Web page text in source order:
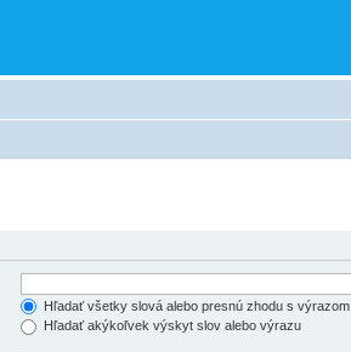
Hľadať všetky slová alebo presnú zhodu s výrazom
Hľadať akýkoľvek výskyt slov alebo výrazu